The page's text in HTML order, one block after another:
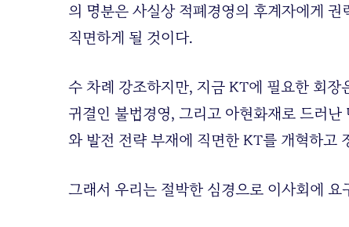
의 명분은 사실상 적폐경영의 후계자에게
직면하게 될 것이다.
수 차례 강조하지만, 지금 KT에 필요한 회
귀결인 불법경영, 그리고 아현화재로 드러
와 발전 전략 부재에 직면한 KT를 개혁하고
그래서 우리는 절박한 심경으로 이사회에 요